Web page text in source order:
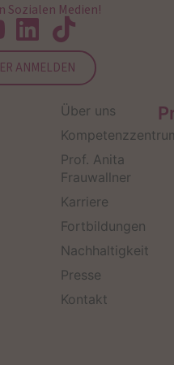
Sozialen Medien!
ANMELDEN
Über uns
Prof. Anita
Frauwallner
Karriere
Fortbildungen
Nachhaltigkeit
Presse
Kontakt